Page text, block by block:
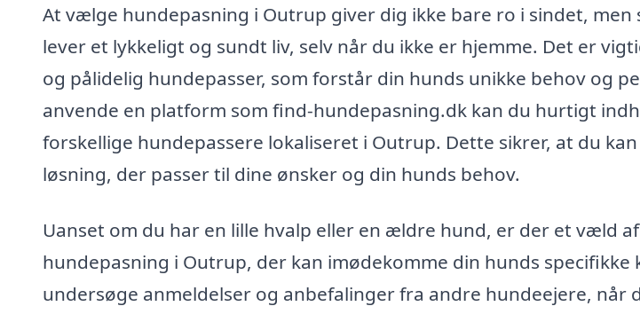
At vælge hundepasning i Outrup giver dig ikke bare ro i sindet, men
lever et lykkeligt og sundt liv, selv når du ikke er hjemme. Det er
og pålidelig hundepasser, som forstår din hunds unikke behov og
anvende en platform som find-hundepasning.dk kan du hurtigt
forskellige hundepassere lokaliseret i Outrup. Dette sikrer, at du
løsning, der passer til dine ønsker og din hunds behov.
Uanset om du har en lille hvalp eller en ældre hund, er der et væld
hundepasning i Outrup, der kan imødekomme din hunds specifikke
undersøge anmeldelser og anbefalinger fra andre hundeejere, når